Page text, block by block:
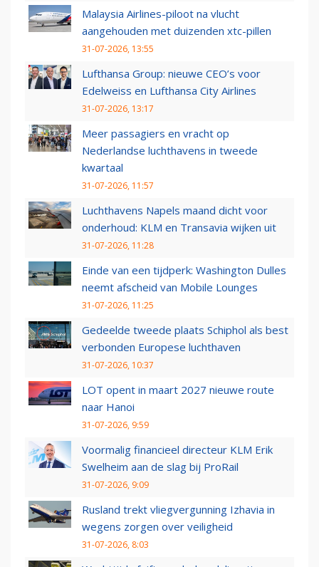
Malaysia Airlines-piloot na vlucht
aangehouden met duizenden xtc-pillen
31-07-2026, 13:55
Lufthansa Group: nieuwe CEO’s voor
Edelweiss en Lufthansa City Airlines
31-07-2026, 13:17
Meer passagiers en vracht op
Nederlandse luchthavens in tweede
kwartaal
31-07-2026, 11:57
Luchthavens Napels maand dicht voor
onderhoud: KLM en Transavia wijken uit
31-07-2026, 11:28
Einde van een tijdperk: Washington Dulles
neemt afscheid van Mobile Lounges
31-07-2026, 11:25
Gedeelde tweede plaats Schiphol als best
verbonden Europese luchthaven
31-07-2026, 10:37
LOT opent in maart 2027 nieuwe route
naar Hanoi
31-07-2026, 9:59
Voormalig financieel directeur KLM Erik
Swelheim aan de slag bij ProRail
31-07-2026, 9:09
Rusland trekt vliegvergunning Izhavia in
wegens zorgen over veiligheid
31-07-2026, 8:03